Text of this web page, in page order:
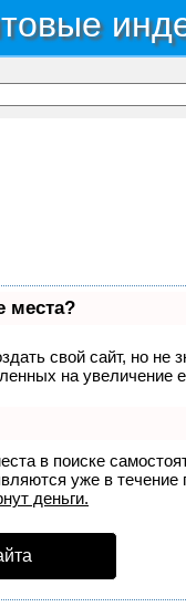
места?
свой сайт, но не
на увеличение
в поиске
уже в
деньги.